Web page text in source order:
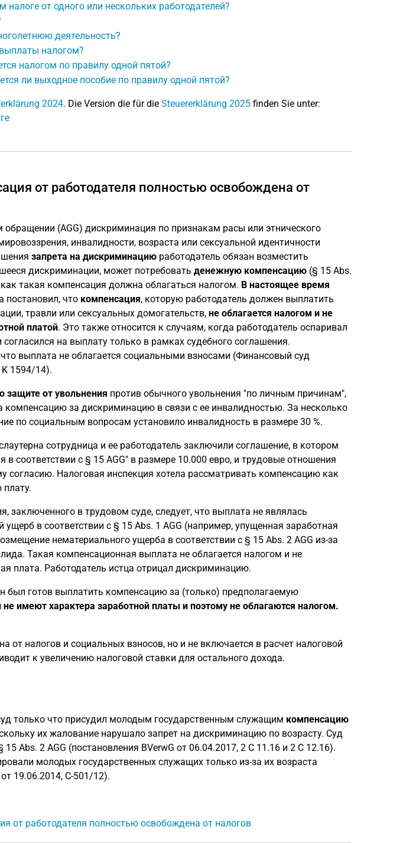
налоге от одного или нескольких работодателей?
деятельность?
налогом?
налогом по правилу одной пятой?
ли выходное пособие по правилу одной пятой?
2024. Die Version die für die Steuererklärung 2025finden Sie unter:
от работодателя полностью освобождена от
обращении (AGG) дискриминация по признакам расы или этнического
инвалидности, возраста или сексуальной идентичности
запрета на дискриминациюработодатель обязан возместить
дискриминации, может потребовать денежную компенсацию(§ 15 Abs.
такая компенсация должна облагаться налогом. В настоящее время
что компенсация, которую работодатель должен выплатить
травли или сексуальных домогательств, не облагается налогом и не
платой. Это также относится к случаям, когда работодатель оспаривал
на выплату только в рамках судебного соглашения.
выплата не облагается социальными взносами (Финансовый суд
1594/14).
защите от увольнения против обычного увольнения "по личным причинам",
компенсацию за дискриминацию в связи с ее инвалидностью. За несколько
по социальным вопросам установило инвалидность в размере 30 %.
сотрудница и ее работодатель заключили соглашение, в котором
в соответствии с § 15 AGG" в размере 10.000 евро, и трудовые отношения
Налоговая инспекция хотела рассматривать компенсацию как
заключенного в трудовом суде, следует, что выплата не являлась
в соответствии с § 15 Abs. 1 AGG (например, упущенная заработная
нематериального ущерба в соответствии с § 15 Abs. 2 AGG из-за
Такая компенсационная выплата не облагается налогом и не
плата. Работодатель истца отрицал дискриминацию.
был готов выплатить компенсацию за (только) предполагаемую
имеют характера заработной платы и поэтому не облагаются налогом.
от налогов и социальных взносов, но и не включается в расчет налоговой
к увеличению налоговой ставки для остального дохода.
только что присудил молодым государственным служащим компенсацию
их жалование нарушало запрет на дискриминацию по возрасту. Суд
Abs. 2 AGG (постановления BVerwG от 06.04.2017, 2 C 11.16 и 2 C 12.16).
молодых государственных служащих только из-за их возраста
19.06.2014, C-501/12).
от работодателя полностью освобождена от налогов